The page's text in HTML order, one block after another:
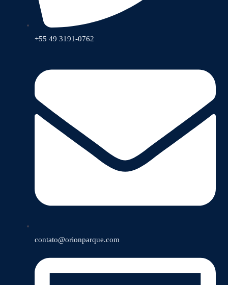
+55 49 3191-0762
contato@orionparque.com